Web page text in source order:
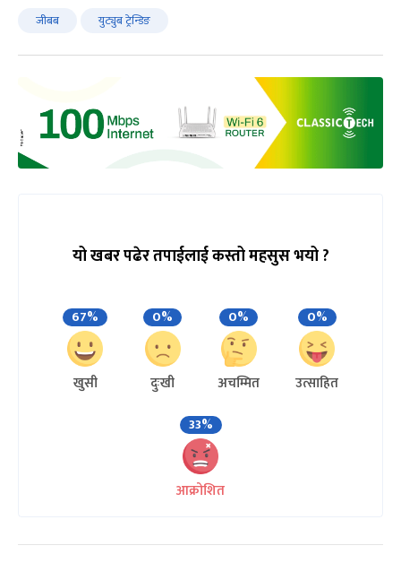
जीबब युट्युब ट्रेन्डिङ
यो खबर पढेर तपाईलाई कस्तो महसुस भयो ?
67%
खुसी
0%
दुःखी
0%
अचम्मित
0%
उत्साहित
33%
आक्रोशित